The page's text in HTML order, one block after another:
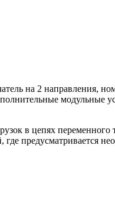
на 2 направления,
модульные
в цепях переменного
предусматривается